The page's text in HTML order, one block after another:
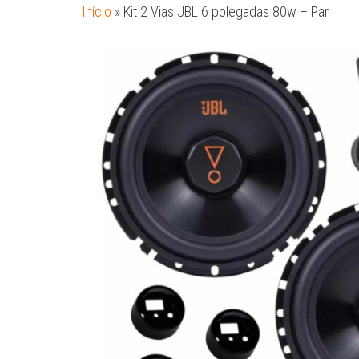
Início » Kit 2 Vias JBL 6 polegadas 80w – Par